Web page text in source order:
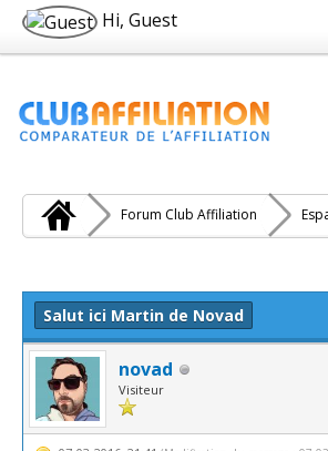
Hi, Guest
Forum Club Affiliation
Salut ici Martin de Novad
novad
Visiteur